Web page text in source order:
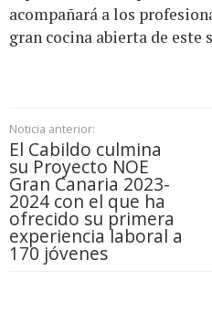
acompañará a los
gran cocina abierta de este
Noticia anterior:
El Cabildo culmina
su Proyecto NOE
Gran Canaria 2023-
2024 con el que ha
ofrecido su primera
experiencia laboral a
170 jóvenes